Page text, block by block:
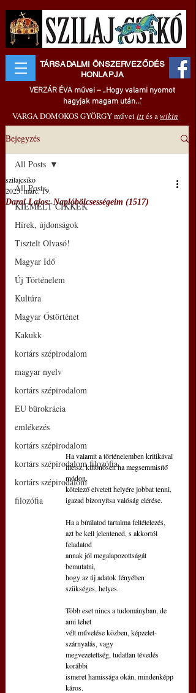
TÁRSADALMI ÖNSZERVEZŐDÉS
HONLAPJA
VERZÁR ÉVA művei – „Hogy valami nyomot
hagyjak magam után..."
VARGA DOMOKOS GYÖRGY művei ittés awikin
Bejegyzés
All Posts
KIEMELT CIKKEK
Hírek, újdonságok
Tisztelt Olvasó!
Magyar Idő
Új Történelem
Kultúra
Magyar Őstörténet
Kakukk
kortárs szépirodalom
magyar nyelv
kortárs szépirodalom
EU bürokrácia
emlékezés
kortárs szépirodalom
kortárs szépirodalom filozófia
kortárs szépirodalom
filozófia
All Posts
Darai Lajos: Naplóbölcsességeim (1517)
szilajcsiko
2025. márc. 19.
Ha valamit a történelemben kritikával
illetsz, különösen ha megsemmisítő
módon,
kötelező elvetett helyére jobbat tenni,
igazad bizonyítsa valóság elérése.
Ha a bírálatod tartalma feltételezés,
azt be kell jelentened, s akkortól
feladatod
annak jól megalapozottságát
bemutatni,
hogy az új adatok fényében
szükséges, helyes.
Több eset nincs a tudományban, de
ami lehet
vélt művelése közben, képzelet-
szárnyalás, vagy
megvezetettség, tudatlan tévedés
korábbi
ismeret hamissága okán, mindenképp
káros.